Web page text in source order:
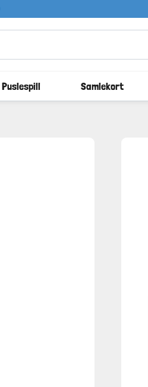
Puslespill Samlekort